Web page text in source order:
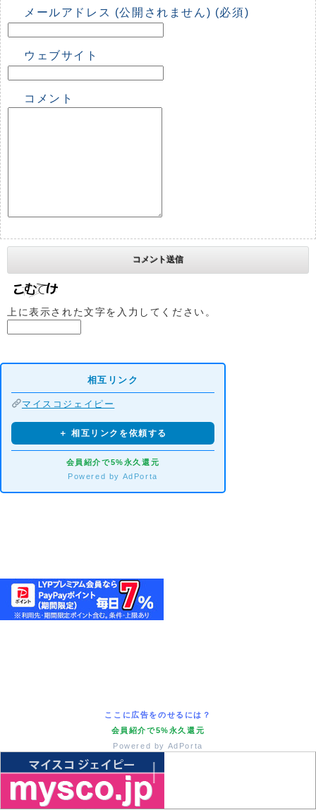
メールアドレス (公開されません) (必須)
ウェブサイト
コメント
上に表示された文字を入力してください。
相互リンク
マイスコジェイピー
＋ 相互リンクを依頼する
会員紹介で5%永久還元
Powered by AdPorta
ここに広告をのせるには？
会員紹介で5%永久還元
Powered by AdPorta